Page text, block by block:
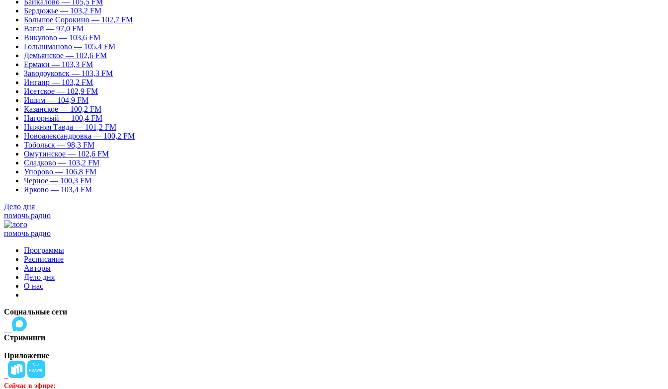
Байкалово — 105,5 FM
Бердюжье — 103,2 FM
Большое Сорокино — 102,7 FM
Вагай — 97,0 FM
Викулово — 103,6 FM
Голышманово — 105,4 FM
Демьянское — 102,6 FM
Ермаки — 103,3 FM
Заводоуковск — 103,3 FM
Ингаир — 103,2 FM
Исетское — 102,9 FM
Ишим — 104,9 FM
Казанское — 100,2 FM
Нагорный — 100,4 FM
Нижняя Тавда — 101,2 FM
Новоалександровка — 100,2 FM
Тобольск — 98,3 FM
Омутинское — 102,6 FM
Сладково — 103,2 FM
Упорово — 106,8 FM
Черное — 100,3 FM
Ярково — 103,4 FM
Дело дня
помочь радио
помочь радио
Программы
Расписание
Авторы
Дело дня
О нас
Социальные сети
Стриминги
Приложение
Сейчас в эфире: